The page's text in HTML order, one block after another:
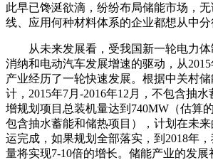
此早已馋涎欲滴，纷纷布局储能市场，
线、应用何种材料体系的企业都想从中分
从未来发展看，受我国新一轮电力
消纳和电动汽车发展增速的驱动，从
产业经历了一轮快速发展。根据中关村
计，2015年7月-2016年12月，不包含抽
增规划项目总装机量达到740MW（估算
包含抽水蓄能和储热项目），计划在未
运完成，如果规划全部落实，到2018年
量将实现7-10倍的增长。储能产业的发展